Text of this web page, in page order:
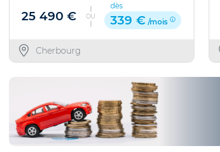
25 490 € OU
dès
339 € /mois
Cherbourg